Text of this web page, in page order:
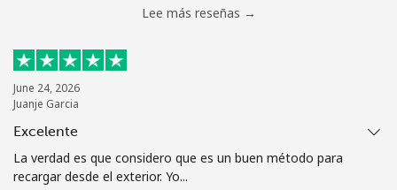
Lee más reseñas →
June 24, 2026
Juanje Garcia
Excelente
La verdad es que considero que es un buen método para
recargar desde el exterior. Yo...